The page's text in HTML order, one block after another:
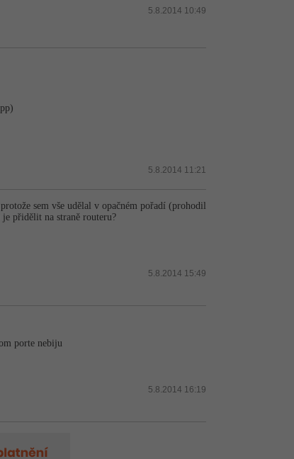
5.8.2014 10:49
5.8.2014 11:21
sem vše udělal v opačném pořadí (prohodil
přidělit na straně routeru?
5.8.2014 15:49
porte nebiju
5.8.2014 16:19